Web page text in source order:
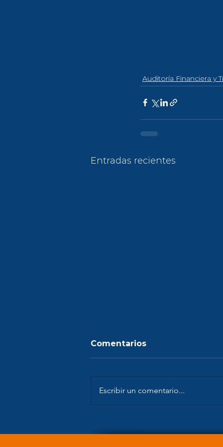
Auditoría Financiera y
Entradas recientes
Auditoria
Comentarios
Escribir un comentario...